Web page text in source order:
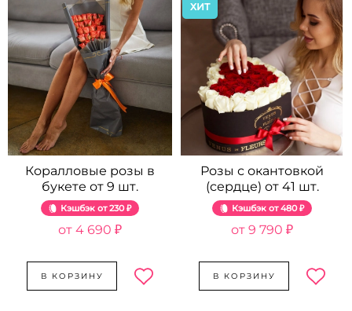
Коралловые розы в
букете от 9 шт.
Кэшбэк 230 ₽
4 690 ₽
В КОРЗИНУ
ХИТ
Розы с окантовкой
(сердце) от 41 шт.
Кэшбэк 480 ₽
9 790 ₽
В КОРЗИНУ